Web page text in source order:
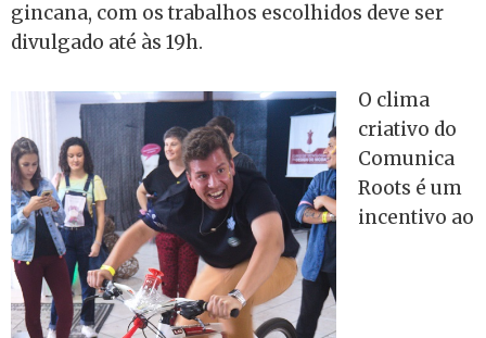
gincana, com os trabalhos escolhidos deve ser
divulgado até às 19h.
O clima
criativo do
Comunica
Roots é um
incentivo ao